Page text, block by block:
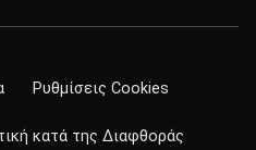
Ρυθμίσεις Cookies
κατά της Διαφθοράς